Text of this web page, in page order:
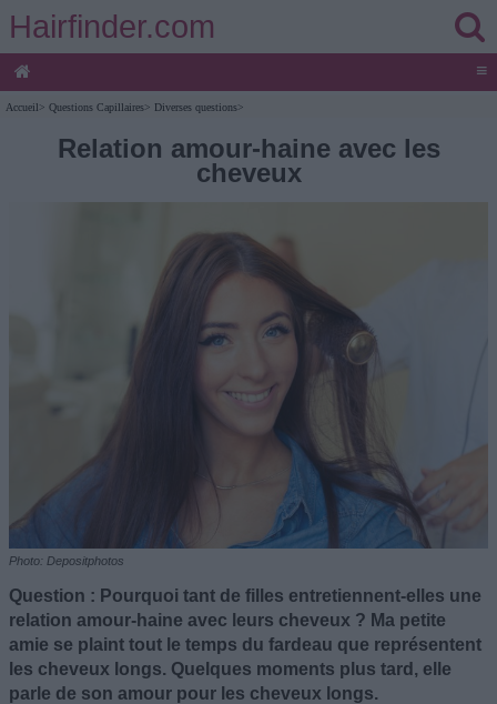
Hairfinder.com
≡
Accueil> Questions Capillaires> Diverses questions>
Relation amour-haine avec les
cheveux
Photo: Depositphotos
Question : Pourquoi tant de filles entretiennent-elles une
relation amour-haine avec leurs cheveux ? Ma petite
amie se plaint tout le temps du fardeau que représentent
les cheveux longs. Quelques moments plus tard, elle
parle de son amour pour les cheveux longs.